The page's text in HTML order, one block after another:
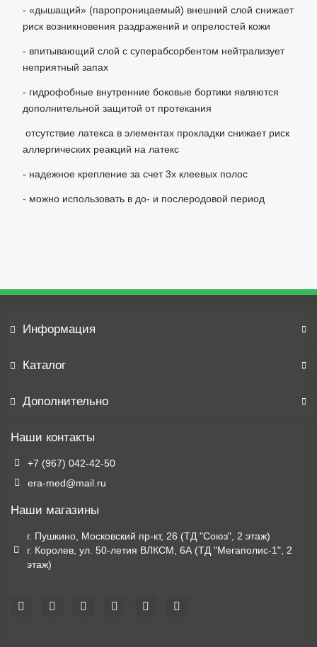
- «дышащий» (паропроницаемый) внешний слой снижает
риск возникновения раздражений и опрелостей кожи
- впитывающий слой с суперабсорбентом нейтрализует
неприятный запах
- гидрофобные внутренние боковые бортики являются
дополнительной защитой от протекания
отсутствие латекса в элементах прокладки снижает риск
аллергических реакций на латекс
- надежное крепление за счет 3х клеевых полос
- можно использовать в до- и послеродовой период
Информация
Каталог
Дополнительно
Наши контакты
+7 (967) 042-42-50
era-med@mail.ru
Наши магазины
г. Пушкино, Московский пр-кт, 26 (ТД "Союз", 2 этаж)
г. Королев, ул. 50-летия ВЛКСМ, 6А (ТД "Мегаполис-1", 2
этаж)